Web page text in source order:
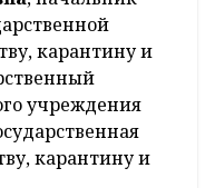
карантину и
учреждения
карантину и